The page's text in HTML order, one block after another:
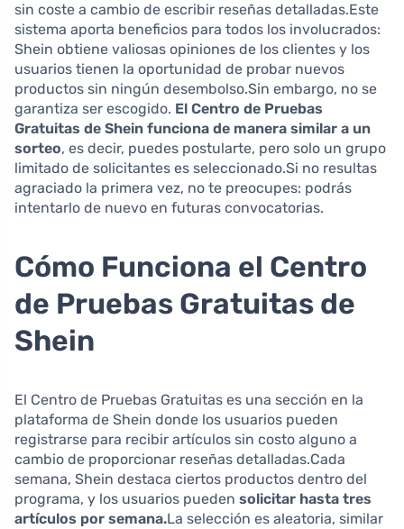
sin coste a cambio de escribir reseñas detalladas.Este
sistema aporta beneficios para todos los involucrados:
Shein obtiene valiosas opiniones de los clientes y los
usuarios tienen la oportunidad de probar nuevos
productos sin ningún desembolso.Sin embargo, no se
garantiza ser escogido. El Centro de Pruebas
Gratuitas de Shein funciona de manera similar a un
sorteo, es decir, puedes postularte, pero solo un grupo
limitado de solicitantes es seleccionado.Si no resultas
agraciado la primera vez, no te preocupes: podrás
intentarlo de nuevo en futuras convocatorias.
Cómo Funciona el Centro
de Pruebas Gratuitas de
Shein
El Centro de Pruebas Gratuitas es una sección en la
plataforma de Shein donde los usuarios pueden
registrarse para recibir artículos sin costo alguno a
cambio de proporcionar reseñas detalladas.Cada
semana, Shein destaca ciertos productos dentro del
programa, y los usuarios pueden solicitar hasta tres
artículos por semana.La selección es aleatoria, similar